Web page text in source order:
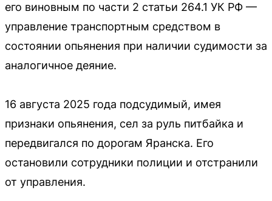
его виновным по части 2 статьи 264.1 УК РФ —
управление транспортным средством в
состоянии опьянения при наличии судимости за
аналогичное деяние.
16 августа 2025 года подсудимый, имея
признаки опьянения, сел за руль питбайка и
передвигался по дорогам Яранска. Его
остановили сотрудники полиции и отстранили
от управления.